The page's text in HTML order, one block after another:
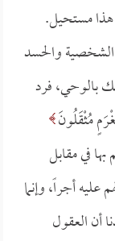
هذا مستحيل.
الشخصية والحسد
بالوحي، فرد
مُثْقَلُونَ
بها في مقابل
أجراً، وإنما
أن العقول